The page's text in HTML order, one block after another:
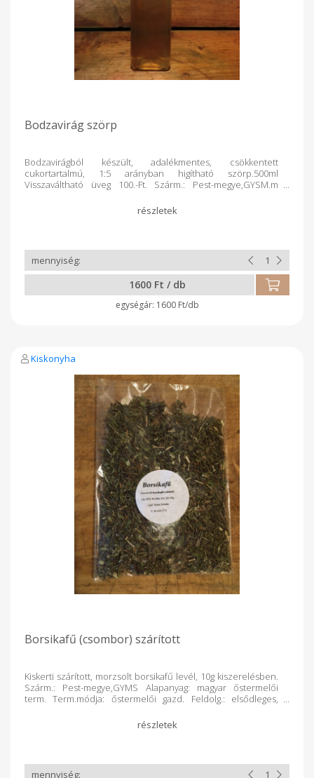
Bodzavirág szörp
Bodzavirágból készült, adalékmentes, csökkentett
cukortartalmú, 1:5 arányban higítható szörp.500ml
Visszaváltható üveg 100.-Ft. Szárm.: Pest-megye,GYSM.m
Feldolg.: elsődleges, kézműv.term. Csomagolás: üveg,
1600 Ft / db
1600 Ft/db
Kiskonyha
Borsikafű (csombor) szárított
Kiskerti szárított, morzsolt borsikafű levél, 10g kiszerelésben.
Szárm.: Pest-megye,GYMS Alapanyag: magyar őstermelői
term. Term.módja: őstermelői gazd. Feldolg.: elsődleges,